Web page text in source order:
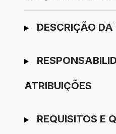
Ir para candidatura
DESCRIÇÃO
ATRIBUIÇÕES
REQUISITOS E